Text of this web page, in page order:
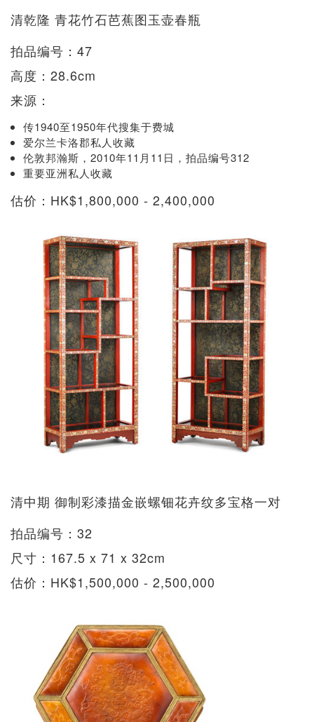
清乾隆 青花竹石芭蕉图玉壶春瓶
拍品编号：47
高度：28.6cm
来源：
传1940至1950年代搜集于费城
爱尔兰卡洛郡私人收藏
伦敦邦瀚斯，2010年11月11日，拍品编号312
重要亚洲私人收藏
估价：HK$1,800,000 - 2,400,000
清中期 御制彩漆描金嵌螺钿花卉纹多宝格一对
拍品编号：32
尺寸：167.5 x 71 x 32cm
估价：HK$1,500,000 - 2,500,000